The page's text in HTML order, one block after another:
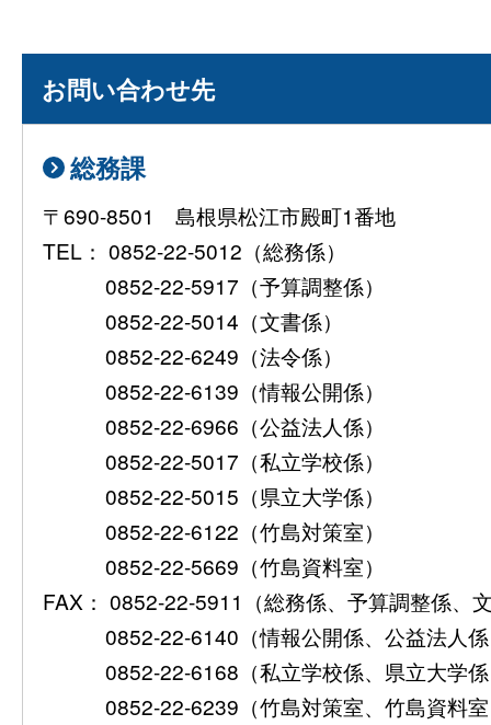
お問い合わせ先
総務課
〒690-8501 島根県松江市殿町1番地
TEL： 0852-22-5012（総務係）
0852-22-5917（予算調整係）
0852-22-5014（文書係）
0852-22-6249（法令係）
0852-22-6139（情報公開係）
0852-22-6966（公益法人係）
0852-22-5017（私立学校係）
0852-22-5015（県立大学係）
0852-22-6122（竹島対策室）
0852-22-5669（竹島資料室）
FAX： 0852-22-5911（総務係、予算調整係、
0852-22-6140（情報公開係、公益法人
0852-22-6168（私立学校係、県立大学
0852-22-6239（竹島対策室、竹島資料